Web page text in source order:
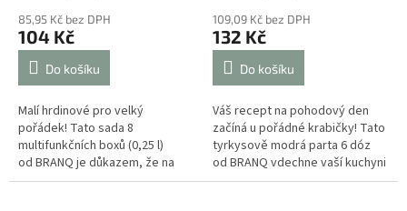
85,95 Kč bez DPH
104 Kč
Do košíku
Malí hrdinové pro velký
pořádek! Tato sada 8
multifunkčních boxů (0,25 l)
od BRANQ je důkazem, že na
velikosti záleží – v tomto
109,09 Kč bez DPH
132 Kč
Do košíku
Váš recept na pohodový den
začíná u pořádné krabičky! Tato
tyrkysově modrá parta 6 dóz
od BRANQ vdechne vaší kuchyni
i výletům do přírody nový život.